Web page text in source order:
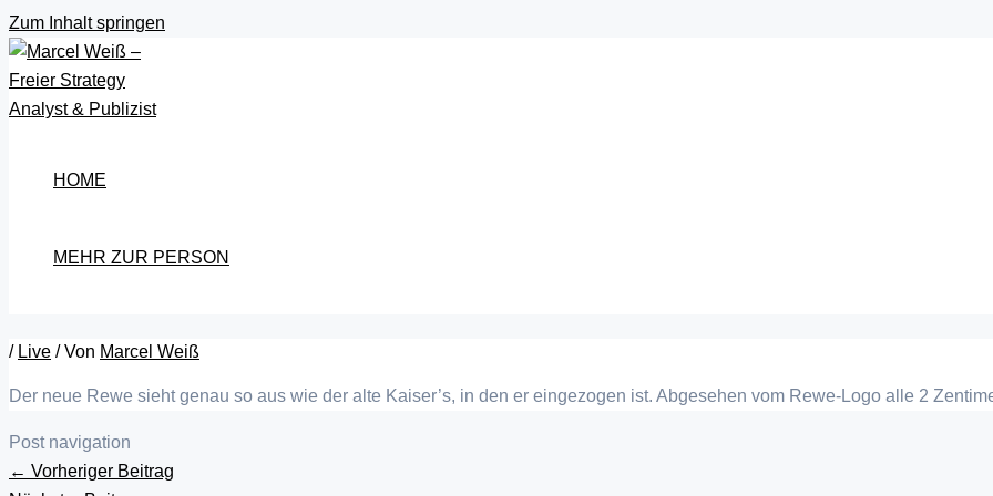
Zum Inhalt springen
HOME
MEHR ZUR PERSON
/ Live / Von Marcel Weiß
Der neue Rewe sieht genau so aus wie der alte Kaiser’s, in den er eingezogen ist. Abgesehen vom Rewe-Logo alle 2
Post navigation
← Vorheriger Beitrag